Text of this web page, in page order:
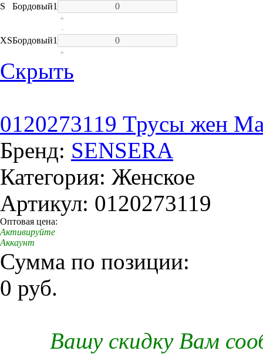
S Бордовый1
+
XSБордовый1
-
+
Скрыть
0120273119 Трусы жен
Бренд: SENSERA
Категория: Женское
Артикул: 0120273119
Оптовая цена:
Активируйте
Аккаунт
Сумма по позиции:
0 руб.
Вашу скидку Вам